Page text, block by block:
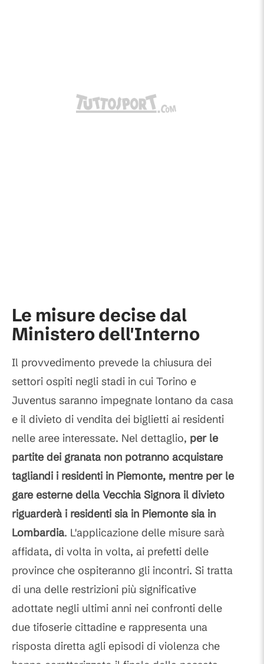
Le misure decise dal
Ministero dell'Interno
Il provvedimento prevede la chiusura dei
settori ospiti negli stadi in cui Torino e
Juventus saranno impegnate lontano da casa
e il divieto di vendita dei biglietti ai residenti
nelle aree interessate. Nel dettaglio, per le
partite dei granata non potranno acquistare
tagliandi i residenti in Piemonte, mentre per le
gare esterne della Vecchia Signora il divieto
riguarderà i residenti sia in Piemonte sia in
Lombardia. L'applicazione delle misure sarà
affidata, di volta in volta, ai prefetti delle
province che ospiteranno gli incontri. Si tratta
di una delle restrizioni più significative
adottate negli ultimi anni nei confronti delle
due tifoserie cittadine e rappresenta una
risposta diretta agli episodi di violenza che